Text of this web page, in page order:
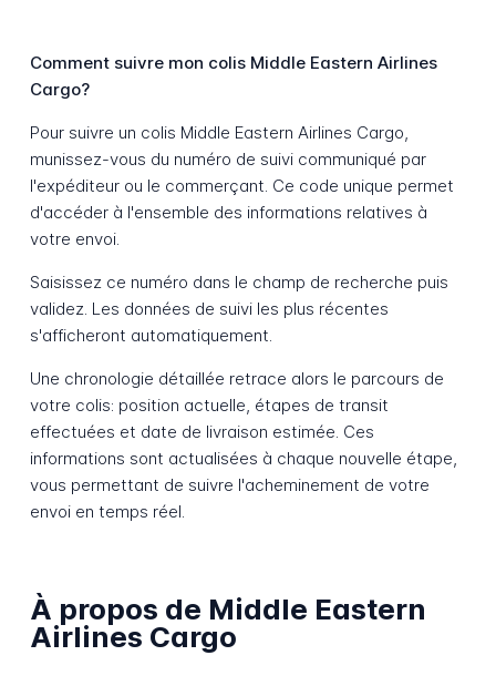
Comment suivre mon colis Middle Eastern Airlines
Cargo?
Pour suivre un colis Middle Eastern Airlines Cargo,
munissez-vous du numéro de suivi communiqué par
l'expéditeur ou le commerçant. Ce code unique permet
d'accéder à l'ensemble des informations relatives à
votre envoi.
Saisissez ce numéro dans le champ de recherche puis
validez. Les données de suivi les plus récentes
s'afficheront automatiquement.
Une chronologie détaillée retrace alors le parcours de
votre colis: position actuelle, étapes de transit
effectuées et date de livraison estimée. Ces
informations sont actualisées à chaque nouvelle étape,
vous permettant de suivre l'acheminement de votre
envoi en temps réel.
À propos de Middle Eastern
Airlines Cargo